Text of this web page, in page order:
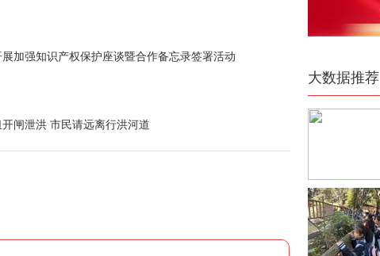
加强知识产权保护座谈暨合作备忘录签署活动
闸泄洪 市民请远离行洪河道
大数据推荐